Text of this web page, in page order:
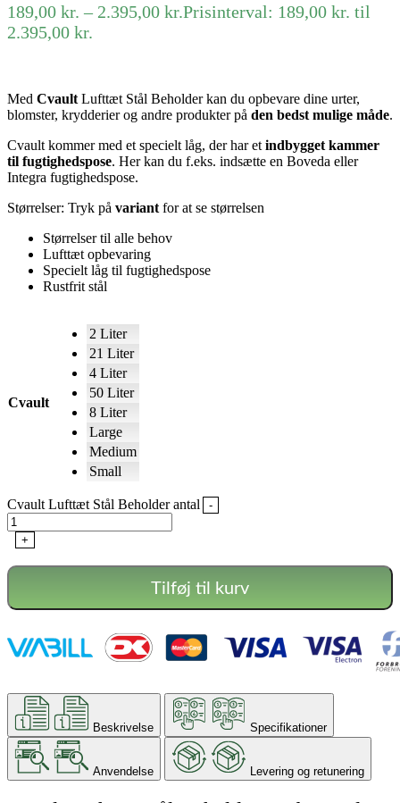
189,00 kr. – 2.395,00 kr.Prisinterval: 189,00 kr. til
2.395,00 kr.
Med Cvault Lufttæt Stål Beholder kan du opbevare dine urter,
blomster, krydderier og andre produkter på den bedst mulige måde.
Cvault kommer med et specielt låg, der har et indbygget kammer
til fugtighedspose. Her kan du f.eks. indsætte en Boveda eller
Integra fugtighedspose.
Størrelser: Tryk på variant for at se størrelsen
Størrelser til alle behov
Lufttæt opbevaring
Specielt låg til fugtighedspose
Rustfrit stål
Cvault
2 Liter
21 Liter
4 Liter
50 Liter
8 Liter
Large
Medium
Small
Cvault Lufttæt Stål Beholder antal -
+
Tilføj til kurv
Beskrivelse Specifikationer
Anvendelse Levering og retunering